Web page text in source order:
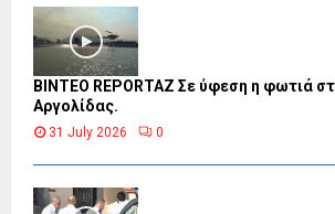
BINTEO REPORTAZ Σε ύφεση η φωτιά
Αργολίδας.
31 July 2026 0